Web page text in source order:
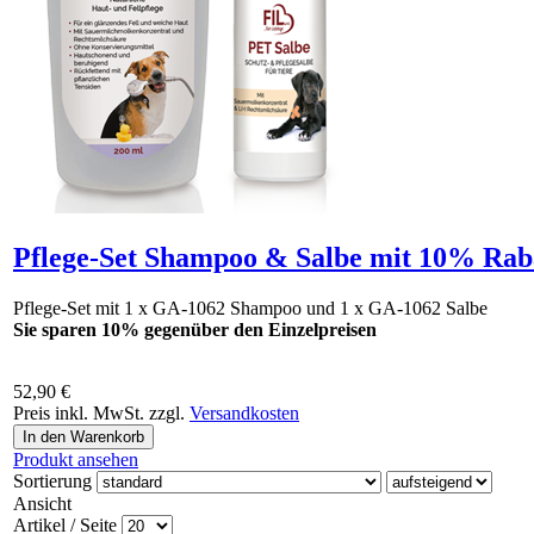
Pflege-Set Shampoo & Salbe mit 10%
Pflege-Set mit 1 x GA-1062 Shampoo und 1 x GA-1062 Salbe
Sie sparen 10% gegenüber den Einzelpreisen
52,90 €
Preis inkl. MwSt. zzgl. Versandkosten
Produkt ansehen
Sortierung
Ansicht
Artikel / Seite